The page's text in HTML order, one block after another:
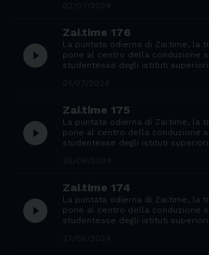
play_circle_filled
Zai.time 176
La puntata odierna di Zai.time, la
pone al centro della conduzione
studentesse degli istituti
play_circle_filled
Zai.time 175
La puntata odierna di Zai.time, la
pone al centro della conduzione
studentesse degli istituti
play_circle_filled
Zai.time 174
La puntata odierna di Zai.time, la
pone al centro della conduzione
studentesse degli istituti